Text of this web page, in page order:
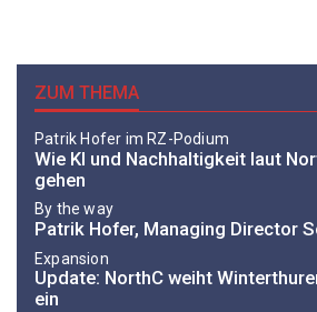
ZUM THEMA
Patrik Hofer im RZ-Podium
Wie KI und Nachhaltigkeit laut
gehen
By the way
Patrik Hofer, Managing Director
Expansion
Update: NorthC weiht
ein